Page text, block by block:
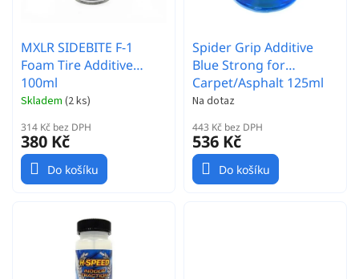
ů
MXLR SIDEBITE F-1
Foam Tire Additive
100ml
Skladem (2 ks)
314 Kč bez DPH
380 Kč
Do košíku
Spider Grip Additive
Blue Strong for
Carpet/Asphalt 125ml
Na dotaz
443 Kč bez DPH
536 Kč
Do košíku